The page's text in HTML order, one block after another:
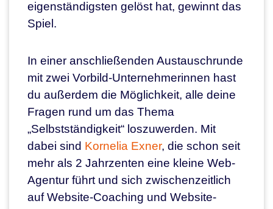
eigenständigsten gelöst hat, gewinnt das
Spiel.
In einer anschließenden Austauschrunde
mit zwei Vorbild-Unternehmerinnen hast
du außerdem die Möglichkeit, alle deine
Fragen rund um das Thema
„Selbstständigkeit“ loszuwerden. Mit
dabei sind Kornelia Exner, die schon seit
mehr als 2 Jahrzenten eine kleine Web-
Agentur führt und sich zwischenzeitlich
auf Website-Coaching und Website-